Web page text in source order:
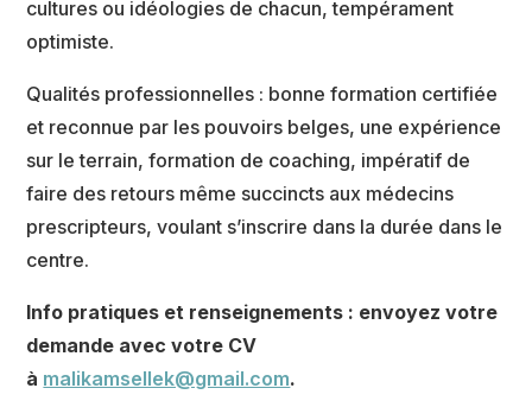
cultures ou idéologies de chacun, tempérament
optimiste.
Qualités professionnelles : bonne formation certifiée
et reconnue par les pouvoirs belges, une expérience
sur le terrain, formation de coaching, impératif de
faire des retours même succincts aux médecins
prescripteurs, voulant s’inscrire dans la durée dans le
centre.
Info pratiques et renseignements : envoyez votre
demande avec votre CV
à malikamsellek@gmail.com.